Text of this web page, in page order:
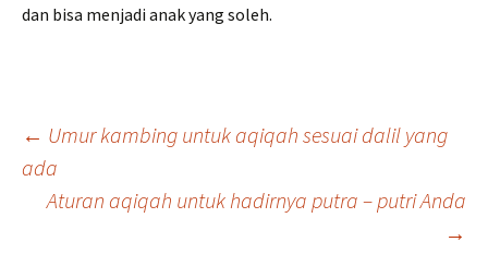
dan bisa menjadi anak yang soleh.
Post
navigation
← Umur kambing untuk aqiqah sesuai dalil yang
ada
Aturan aqiqah untuk hadirnya putra – putri Anda
→